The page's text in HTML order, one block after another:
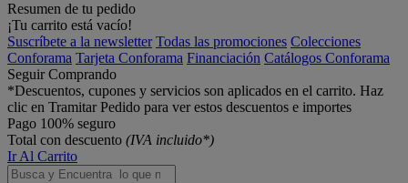
Resumen de tu pedido
¡Tu carrito está vacío!
Suscríbete a la newsletter Todas las promociones Colecciones
Conforama Tarjeta Conforama Financiación Catálogos Conforama
Seguir Comprando
*Descuentos, cupones y servicios son aplicados en el carrito. Haz
clic en Tramitar Pedido para ver estos descuentos e importes
Pago 100% seguro
Total con descuento (IVA incluido*)
Ir Al Carrito